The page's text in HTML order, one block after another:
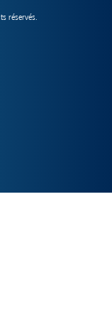
réservés.